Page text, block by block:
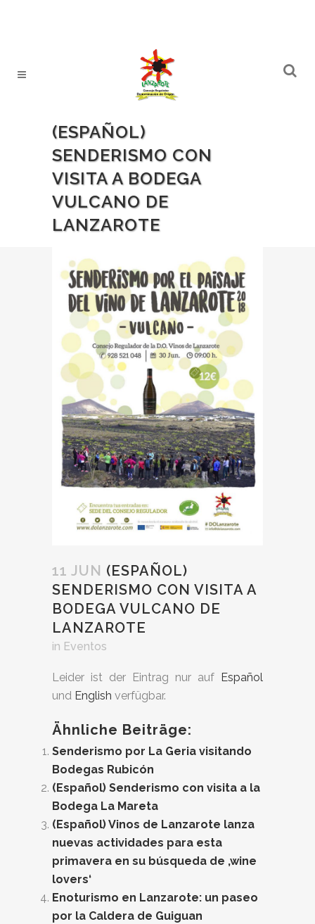
(ESPAÑOL)
SENDERISMO CON
VISITA A BODEGA
VULCANO DE
LANZAROTE
11 JUN (ESPAÑOL)
SENDERISMO CON VISITA A
BODEGA VULCANO DE
LANZAROTE
in Eventos
Leider ist der Eintrag nur auf
Español
und English verfügbar.
Ähnliche Beiträge:
Senderismo por La Geria visitando
Bodegas Rubicón
(Español) Senderismo con visita a la
Bodega La Mareta
(Español) Vinos de Lanzarote lanza
nuevas actividades para esta
primavera en su búsqueda de ‚wine
lovers‘
Enoturismo en Lanzarote: un paseo
por la Caldera de Guiguan